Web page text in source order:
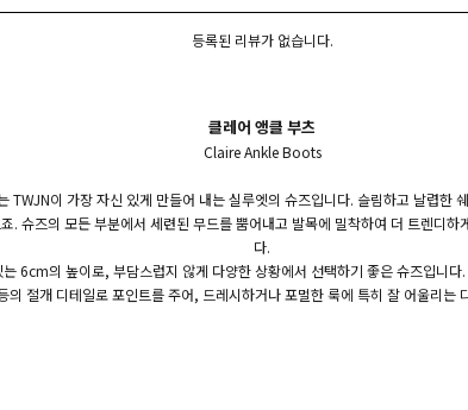
등록된 리뷰가 없습니다.
클레어 앵클 부츠
Claire Ankle Boots
TWJN이 가장 자신 있게 만들어 내는 실루엣의 슈즈입니다. 슬림하고 날렵한
. 슈즈의 모든 부분에서 세련된 무드를 뿜어내고 발목에 밀착하여 더 트렌디하
다.
6cm의 높이로, 부담스럽지 않게 다양한 상황에서 선택하기 좋은 슈즈입니다
의 절개 디테일로 포인트를 주어, 드레시하거나 포멀한 룩에 특히 잘 어울리는